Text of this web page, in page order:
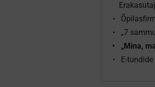
„7
„Mina,
E-